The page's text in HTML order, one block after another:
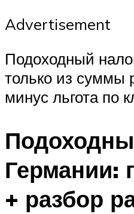
Advertisement
Подоходный
только из суммы
минус льгота по
Германии:
+ разбор